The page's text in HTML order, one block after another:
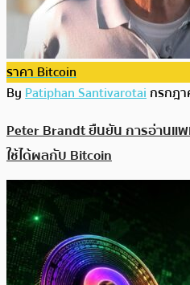
ราคา Bitcoin
ByPatiphan Santivarotaiกรกฎ
Peter Brandt ยืนยัน การอ่านแ
ใช้ได้ผลกับ Bitcoin